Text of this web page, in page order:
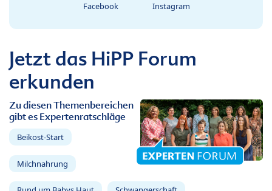
Facebook Instagram
Jetzt das HiPP Forum
erkunden
Zu diesen Themenbereichen
gibt es Expertenratschläge
Beikost-Start
Milchnahrung